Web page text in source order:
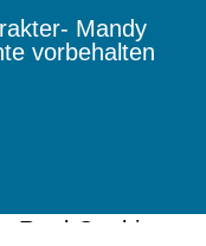
Mandy
vorbehalten
Real Cookie